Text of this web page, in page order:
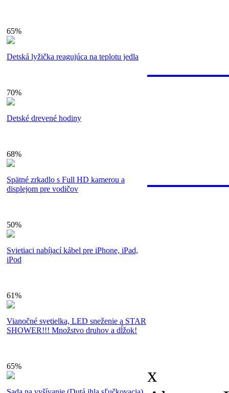
65%
Detská lyžička reagujúca na teplotu jedla
70%
Detské drevené hodiny
68%
Spätné zrkadlo s Full HD kamerou a
displejom pre vodičov
50%
Svietiaci nabíjací kábel pre iPhone, iPad,
iPod
61%
Vianočné svetielka, LED sneženie a STAR
SHOWER!!! Množstvo druhov a dĺžok!
65%
x